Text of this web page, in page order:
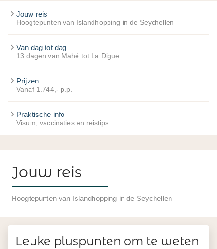
Jouw reis
Hoogtepunten van Islandhopping in de Seychellen
Van dag tot dag
13 dagen van Mahé tot La Digue
Prijzen
Vanaf 1.744,- p.p.
Praktische info
Visum, vaccinaties en reistips
Jouw reis
Hoogtepunten van Islandhopping in de Seychellen
Leuke pluspunten om te weten